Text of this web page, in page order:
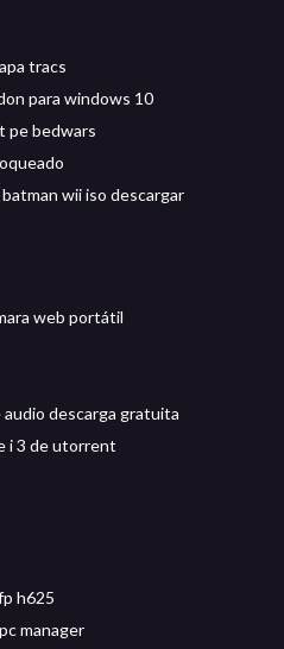
tracs
para windows 10
pe bedwars
wii iso descargar
web portátil
descarga gratuita
i 3 de utorrent
h625
manager